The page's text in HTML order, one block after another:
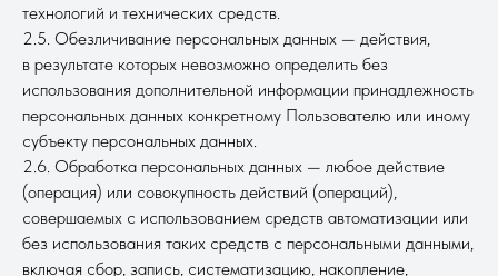
технологий и технических средств.
2.5. Обезличивание персональных данных — действия,
в результате которых невозможно определить без
использования дополнительной информации принадлежность
персональных данных конкретному Пользователю или иному
субъекту персональных данных.
2.6. Обработка персональных данных — любое действие
(операция) или совокупность действий (операций),
совершаемых с использованием средств автоматизации или
без использования таких средств с персональными данными,
включая сбор, запись, систематизацию, накопление,